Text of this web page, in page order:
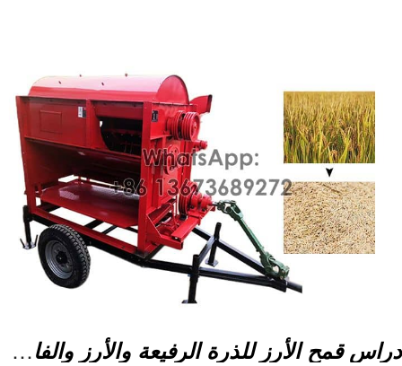
دراس قمح الأرز للذرة الرفيعة والأرز والفاصوليا وبذور اللفت